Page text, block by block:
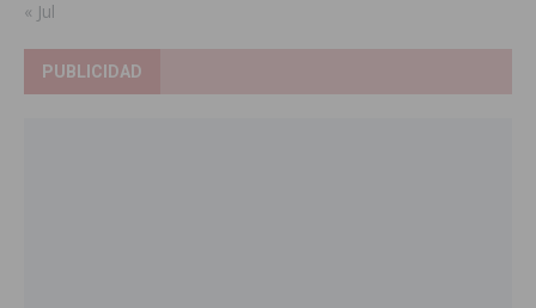
« Jul
PUBLICIDAD